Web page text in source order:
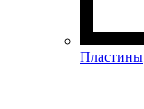
Пластины